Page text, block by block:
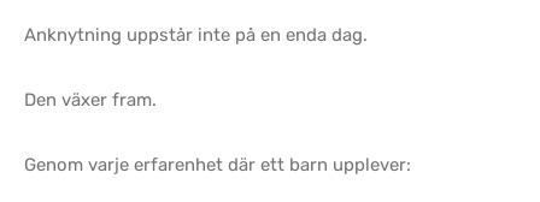
Anknytning uppstår inte på en enda dag.
Den växer fram.
Genom varje erfarenhet där ett barn upplever: